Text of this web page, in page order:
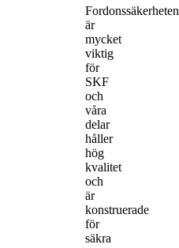
Fordonssäkerheten
är
mycket
viktig
för
SKF
och
våra
delar
håller
hög
kvalitet
och
är
konstruerade
för
säkra